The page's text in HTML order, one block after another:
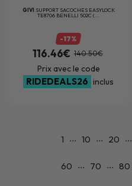
GIVI SUPPORT SACOCHES EASYLOCK
TE8706 BENELLI 502C (...
-17%
116.46€ 140.50€
Prix avec le code
RIDEDEALS26 inclus
1 ... 10 ... 20 ...
60 ... 70 ... 80